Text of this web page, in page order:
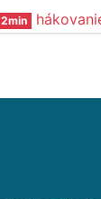
2min